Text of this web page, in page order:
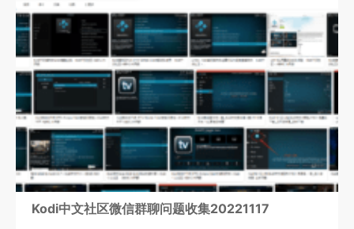
Kodi中文社区微信群聊问题收集20221117